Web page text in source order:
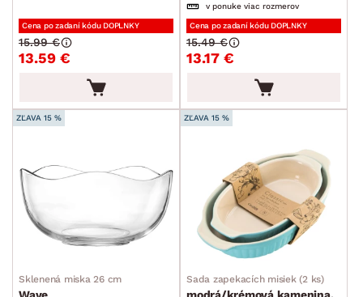
Cena po zadaní kódu DOPLNKY
13.59 €
15.99 €
v ponuke viac rozmerov
Cena po zadaní kódu DOPLNKY
13.17 €
15.49 €
ZĽAVA 15 %
Sklenená miska 26 cm
ZĽAVA 15 %
Sada zapekacích misiek (2 ks)